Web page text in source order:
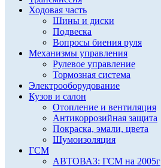
Ходовая часть
Шины и диски
Подвеска
Вопросы биения руля
Механизмы управления
Рулевое управление
Тормозная система
Электрооборудование
Кузов и салон
Отопление и вентиляция
Антикоррозийная защита
Покраска, эмали, цвета
Шумоизоляция
ГСМ
АВТОВАЗ: ГСМ на 2005г